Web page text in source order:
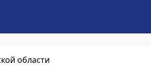
области